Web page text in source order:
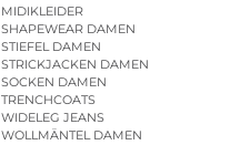
MIDIKLEIDER
SHAPEWEAR DAMEN
STIEFEL DAMEN
STRICKJACKEN DAMEN
SOCKEN DAMEN
TRENCHCOATS
WIDELEG JEANS
WOLLMÄNTEL DAMEN